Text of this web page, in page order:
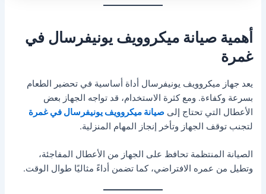
أهمية صيانة ميكروويف يونيفرسال في
غمرة
يعد جهاز ميكروويف يونيفرسال أداة أساسية في تحضير الطعام
بسرعة وكفاءة. ومع كثرة الاستخدام، قد تواجه الجهاز بعض
الأعطال التي تحتاج إلىصيانة ميكروويف يونيفرسال في غمرة
لتجنب توقف الجهاز وتأخر إنجاز المهام المنزلية.
الصيانة المنتظمة تحافظ على الجهاز من الأعطال المفاجئة،
وتطيل من عمره الافتراضي، كما تضمن أداءً مثاليًا طوال الوقت.